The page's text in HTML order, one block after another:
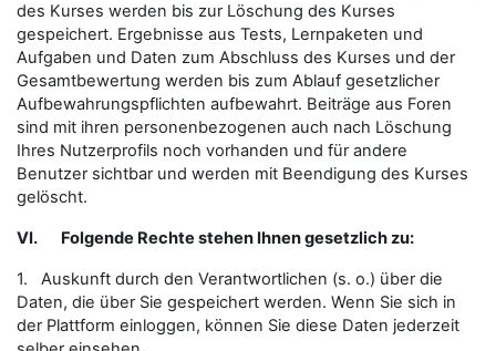
des Kurses werden bis zur Löschung des Kurses
gespeichert. Ergebnisse aus Tests, Lernpaketen und
Aufgaben und Daten zum Abschluss des Kurses und der
Gesamtbewertung werden bis zum Ablauf gesetzlicher
Aufbewahrungspflichten aufbewahrt. Beiträge aus Foren
sind mit ihren personenbezogenen auch nach Löschung
Ihres Nutzerprofils noch vorhanden und für andere
Benutzer sichtbar und werden mit Beendigung des Kurses
gelöscht.
VI. Folgende Rechte stehen Ihnen gesetzlich zu:
1. Auskunft durch den Verantwortlichen (s. o.) über die
Daten, die über Sie gespeichert werden. Wenn Sie sich in
der Plattform einloggen, können Sie diese Daten jederzeit